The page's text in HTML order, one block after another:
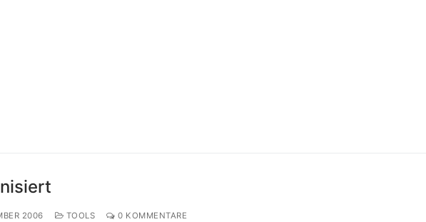
2006 TOOLS 0 KOMMENTARE